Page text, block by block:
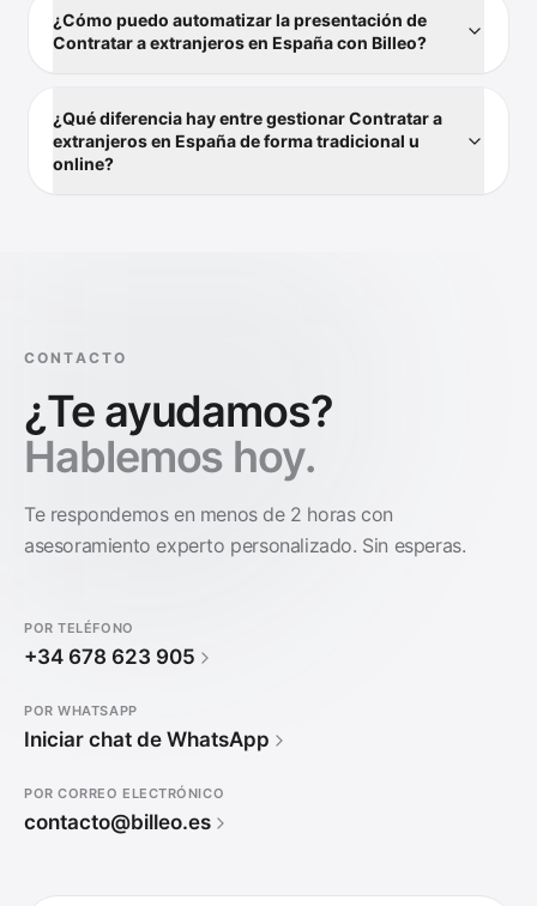
¿Cómo puedo automatizar la presentación de
Contratar a extranjeros en España con Billeo?
¿Qué diferencia hay entre gestionar Contratar a
extranjeros en España de forma tradicional u
online?
CONTACTO
¿Te ayudamos?
Hablemos hoy.
Te respondemos en menos de 2 horas con
asesoramiento experto personalizado. Sin esperas.
POR TELÉFONO
+34 678 623 905
POR WHATSAPP
Iniciar chat de WhatsApp
POR CORREO ELECTRÓNICO
contacto@billeo.es